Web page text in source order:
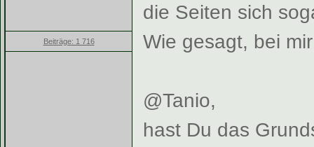
Beiträge: 1 716
die Seiten sich
Wie gesagt, bei
@Tanio,
hast Du das